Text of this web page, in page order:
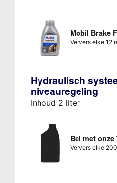
Mobil Brake
Ververs elke 12
Hydraulisch
niveauregeling
Inhoud 2 liter
Bel met onze
Ververs elke